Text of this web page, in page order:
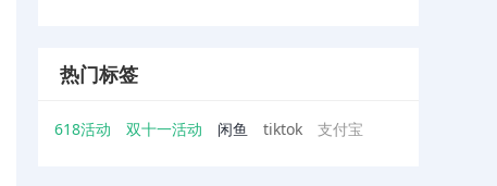
热门标签
618活动 双十一活动 闲鱼 tiktok 支付宝